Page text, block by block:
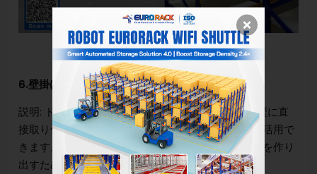
床あたり 200kg を超える本用の中型棚
6.壁掛けスチール棚
説明: ドリルで穴を開けてボルトで固定することで壁に直
接取り付けます。床面積を節約し、高さを最大限に活用で
きます。また、図書館に快適で風通しの良い雰囲気を作り
出すために芸術的にデザインすることもできます。